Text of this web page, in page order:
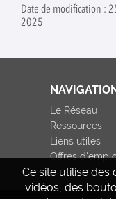
Date de modification :
2025
Ce site utilise
vidéos, des
NAVIGATION
Le Réseau
Ressources
Liens utiles
Offres